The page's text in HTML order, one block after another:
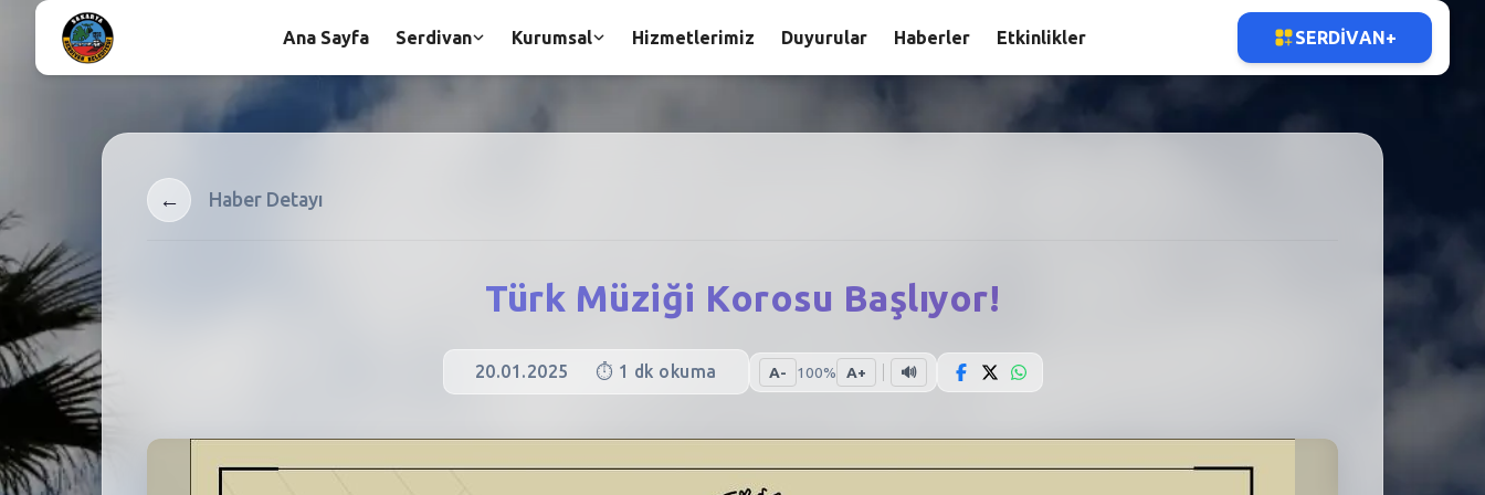
← Haber Detayı
Türk Müziği Korosu Başlıyor!
20.01.2025 ⏱️ 1 dk okuma A- 100% A+ 🔊
Ana Sayfa Serdivan Kurumsal Hizmetlerimiz Duyurular Haberler Etkinlikler SERDIVAN+